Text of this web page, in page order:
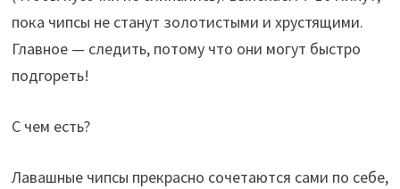
пока чипсы не станут золотистыми и хрустящими.
Главное — следить, потому что они могут быстро
подгореть!
С чем есть?
Лавашные чипсы прекрасно сочетаются сами по себе,